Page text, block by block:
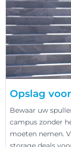
Opslag
Bewaar uw
campus zonder
moeten nemen.